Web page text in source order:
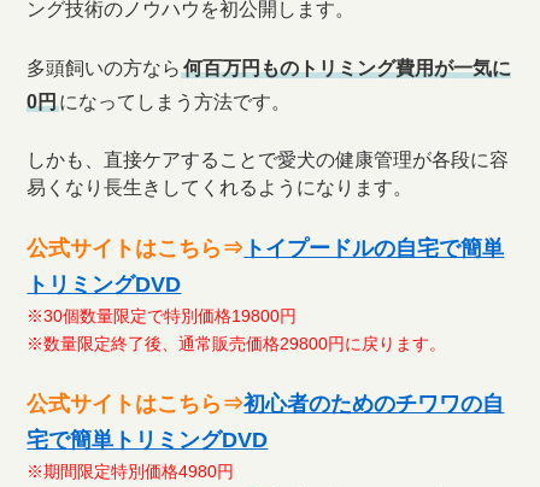
ング技術のノウハウを初公開します。
多頭飼いの方なら何百万円ものトリミング費用が一気に
0円になってしまう方法です。
しかも、直接ケアすることで愛犬の健康管理が各段に容
易くなり長生きしてくれるようになります。
公式サイトはこちら⇒ トイプードルの自宅で簡単
トリミングDVD
※30個数量限定で特別価格19800円
※数量限定終了後、通常販売価格29800円に戻ります。
公式サイトはこちら⇒初心者のためのチワワの自
宅で簡単トリミングDVD
※期間限定特別価格4980円